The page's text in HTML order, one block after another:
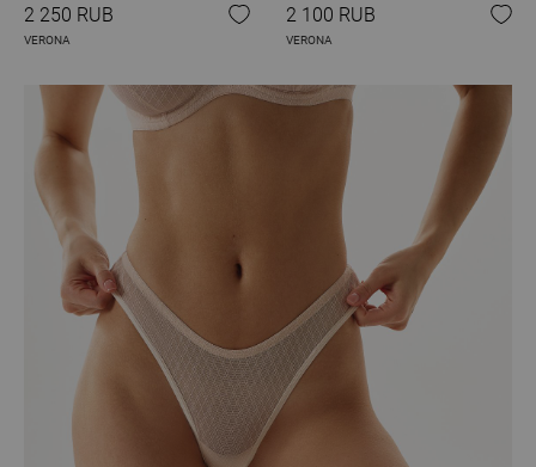
2 250 RUB
VERONA
2 100 RUB
VERONA